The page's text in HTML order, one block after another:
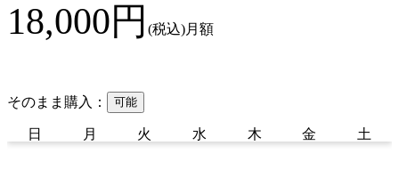
18,000円 (税込)月額
そのまま購入： 可能
日 月 火 水 木 金 土